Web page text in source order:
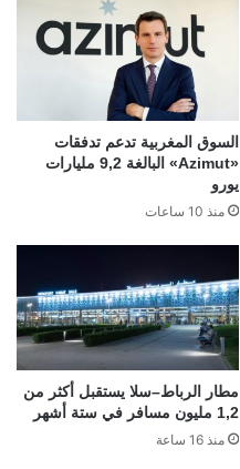
السوق المغربية تدعم تدفقات
«Azimut» البالغة 9,2 مليارات
يورو
منذ 10 ساعات
مطار الرباط–سلا يستقبل أكثر من
1,2 مليون مسافر في ستة أشهر
منذ 16 ساعة